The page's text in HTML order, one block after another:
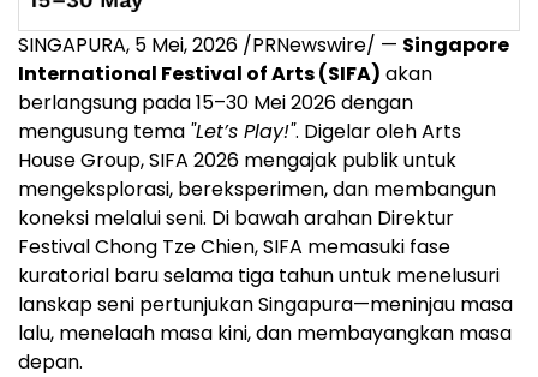
SINGAPURA, 5 Mei, 2026 /PRNewswire/ — Singapore
International Festival of Arts (SIFA) akan
berlangsung pada 15–30 Mei 2026 dengan
mengusung tema "Let’s Play!". Digelar oleh Arts
House Group, SIFA 2026 mengajak publik untuk
mengeksplorasi, bereksperimen, dan membangun
koneksi melalui seni. Di bawah arahan Direktur
Festival Chong Tze Chien, SIFA memasuki fase
kuratorial baru selama tiga tahun untuk menelusuri
lanskap seni pertunjukan Singapura—meninjau masa
lalu, menelaah masa kini, dan membayangkan masa
depan.